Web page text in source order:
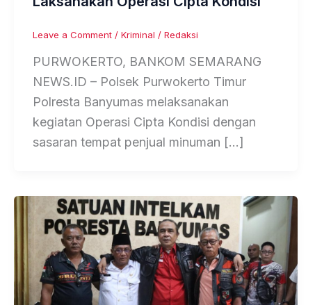
Leave a Comment / Kriminal / Redaksi
PURWOKERTO, BANKOM SEMARANG
NEWS.ID – Polsek Purwokerto Timur
Polresta Banyumas melaksanakan
kegiatan Operasi Cipta Kondisi dengan
sasaran tempat penjual minuman […]